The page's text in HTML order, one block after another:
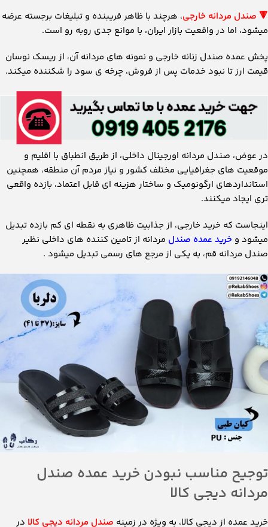
🔻 صندل مردانه خارجی، هرچند با ظاهر فریبنده و تبلیغات برجسته عرضه
میشود، اما در واقعیت بازار ایران، با موانع جدی روبه ‌رو است.
پخش عمده صندل زنانه خارجی و نمونه‌ های مردانه آن، از ریسک نوسان
قیمت ارز تا نبود خدمات پس از فروش، چرخه ی سود را شکننده میکند.
در عوض، صندل مردانه اورجینال داخلی، از طریق انطباق با اقلیم و
موقعیت های جغرافیایی مختلف کشور و نیاز مردم آن منطقه، همچنین
استانداردهای ارگونومیک و ساختار هزینه‌ ای قابل ‌اعتماد، بازده واقعی‌
تری ایجاد میکنند.
اینجاست که خرید خارجی، از جذابیت ظاهری به نقطه‌ ای کم‌ بازده تبدیل
میشود و خرید عمده صندل مردانه از تامین کننده های داخلی نظیر
صندل مردانه قم، به یکی از مرجع های رسمی تبدیل میشود .
توجیح مناسب نبودن خرید عمده صندل
مردانه دیجی کالا
خرید عمده از دیجی‌ کالا، به ‌ویژه در زمینه صندل مردانه دیجی کالا در